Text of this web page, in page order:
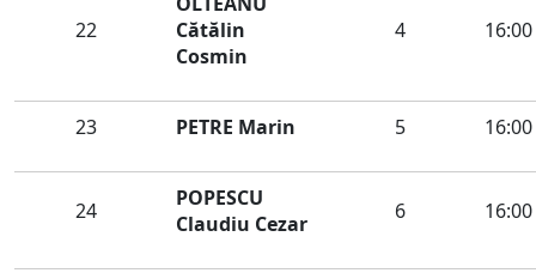
22
Cătălin
Cosmin
4 16:00
23 PETRE Marin 5 16:00
24
POPESCU
Claudiu Cezar
6 16:00